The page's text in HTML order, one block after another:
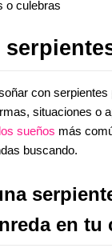
o culebras
con serpientes
situaciones o
sueños más
buscando.
en tu